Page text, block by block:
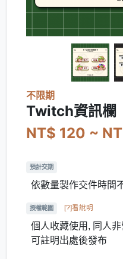
不限期
Twitch資訊欄
NT$ 120 ~
預計交期
依數量製作交件時間
授權範圍 [?]看說明
個人收藏使用, 同人
可註明出處後發布